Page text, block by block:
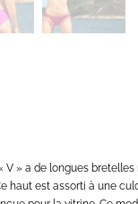
V » a de longues
haut est assorti à une